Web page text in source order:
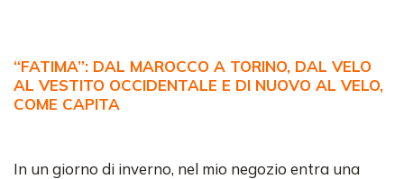
“FATIMA”: DAL MAROCCO A TORINO, DAL VELO
AL VESTITO OCCIDENTALE E DI NUOVO AL VELO,
COME CAPITA
In un giorno di inverno, nel mio negozio entra una